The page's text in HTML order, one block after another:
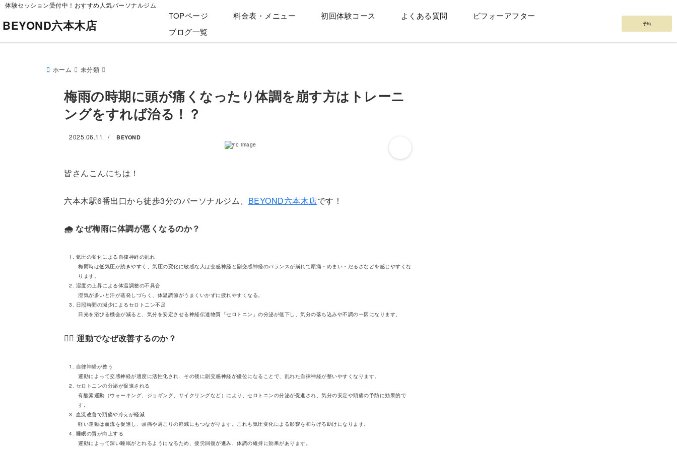
体験セッション受付中！おすすめ人気パーソナルジム
BEYOND六本木店
TOPページ 料金表・メニュー 初回体験コース よくある質問
ビフォーアフター
ブログ一覧
予約
ホーム 未分類
梅雨の時期に頭が痛くなったり体調を崩す方はトレーニ
ングをすれば治る！？
2025.06.11 / BEYOND
皆さんこんにちは！
六本木駅6番出口から徒歩3分のパーソナルジム、 BEYOND六本木店です！
🌧️ なぜ梅雨に体調が悪くなるのか？
気圧の変化による自律神経の乱れ
梅雨時は低気圧が続きやすく、気圧の変化に敏感な人は交感神経と副交感神経のバランスが崩れて頭痛・めまい・だるさなどを感じやすくな
ります。
湿度の上昇による体温調整の不具合
湿気が多いと汗が蒸発しづらく、体温調節がうまくいかずに疲れやすくなる。
日照時間の減少によるセロトニン不足
日光を浴びる機会が減ると、気分を安定させる神経伝達物質「セロトニン」の分泌が低下し、気分の落ち込みや不調の一因になります。
🏃‍♂️ 運動でなぜ改善するのか？
自律神経が整う
運動によって交感神経が適度に活性化され、その後に副交感神経が優位になることで、乱れた自律神経が整いやすくなります。
セロトニンの分泌が促進される
有酸素運動（ウォーキング、ジョギング、サイクリングなど）により、セロトニンの分泌が促進され、気分の安定や頭痛の予防に効果的で
す。
血流改善で頭痛や冷えが軽減
軽い運動は血流を促進し、頭痛や肩こりの軽減にもつながります。これも気圧変化による影響を和らげる助けになります。
睡眠の質が向上する
運動によって深い睡眠がとれるようになるため、疲労回復が進み、体調の維持に効果があります。